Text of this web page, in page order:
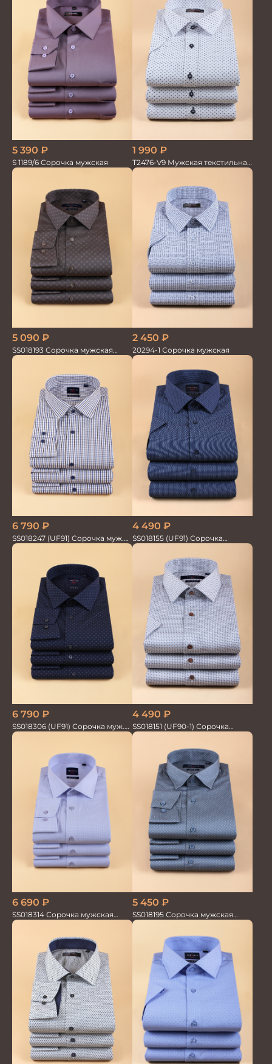
5 390 ₽
S 1189/6 Сорочка мужская
1 990 ₽
T2476-V9 Мужская текстильная
рубашка / Сорочка
5 090 ₽
SS018193 Сорочка мужская
GROSTYLE PRIME
2 450 ₽
20294-1 Сорочка мужская
6 790 ₽
SS018247 (UF91) Сорочка муж.
GROSTYLE TRENDY
4 490 ₽
SS018155 (UF91) Сорочка
мужская GROSTYLE TRENDY
6 790 ₽
SS018306 (UF91) Сорочка муж.
GROSTYLE TRENDY
4 490 ₽
SS018151 (UF90-1) Сорочка
мужская GROSTYLE PRIME
6 690 ₽
SS018314 Сорочка мужская
GROSTYLE TRENDY
5 450 ₽
SS018195 Сорочка мужская
GROSTYLE PRIME